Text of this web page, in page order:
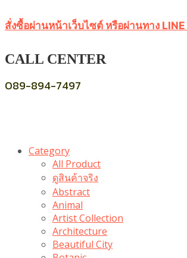
สั่งซื้อผ่านหน้าเว็บไซต์ หรือผ่านทาง
CALL CENTER
089-894-7497
Category
All Product
ดูสินค้าจริง
Abstract
Animal
Artist Collection
Architecture
Beautiful City